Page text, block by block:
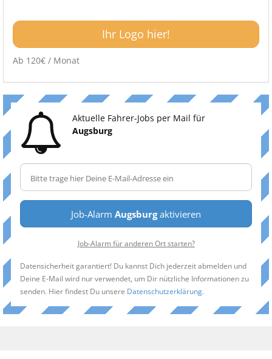
Ihr Logo hier!
Ab 120€ / Monat
Aktuelle Fahrer-Jobs per Mail für
Augsburg
Job-Alarm Augsburgaktivieren
Job-Alarm für anderen Ort starten?
Datensicherheit garantiert! Du kannst Dich jederzeit abmelden und
Deine E-Mail wird nur verwendet, um Dir nützliche Informationen zu
senden. Hier findest Du unsere Datenschutzerklärung.